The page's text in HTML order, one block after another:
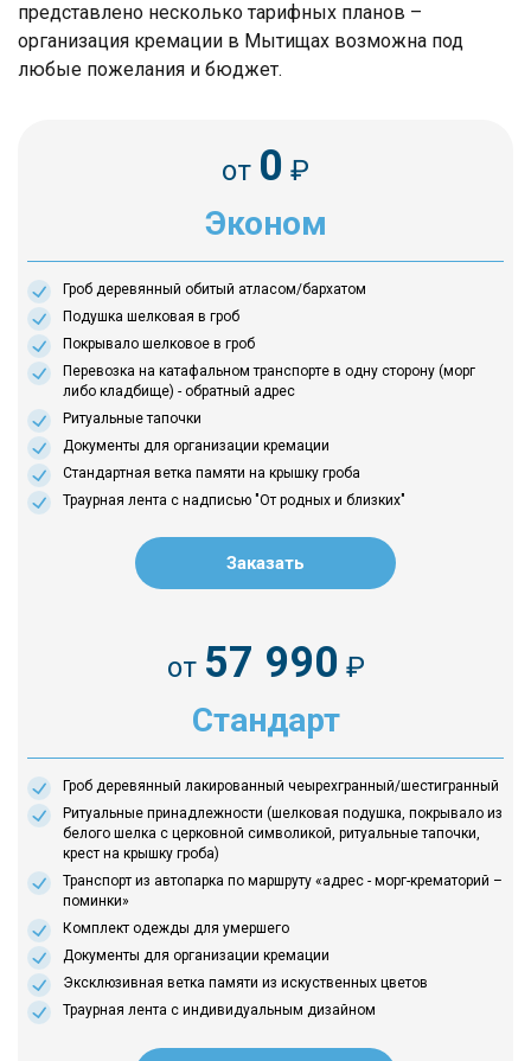
представлено несколько тарифных планов –
организация кремации в Мытищах возможна под
любые пожелания и бюджет.
от 0 ₽
Эконом
Гроб деревянный обитый атласом/бархатом
Подушка шелковая в гроб
Покрывало шелковое в гроб
Перевозка на катафальном транспорте в одну сторону (морг
либо кладбище) - обратный адрес
Ритуальные тапочки
Документы для организации кремации
Стандартная ветка памяти на крышку гроба
Траурная лента с надписью "От родных и близких"
Заказать
от 57 990 ₽
Стандарт
Гроб деревянный лакированный чеырехгранный/шестигранный
Ритуальные принадлежности (шелковая подушка, покрывало из
белого шелка с церковной символикой, ритуальные тапочки,
крест на крышку гроба)
Транспорт из автопарка по маршруту «адрес - морг-крематорий –
поминки»
Комплект одежды для умершего
Документы для организации кремации
Эксклюзивная ветка памяти из искуственных цветов
Траурная лента с индивидуальным дизайном